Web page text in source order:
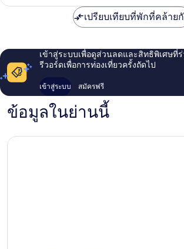
เปรียบเทียบที่พักที่คล้าย
เข้าสู่ระบบเพื่อดูส่วนลดและสิทธิพิเศษที่
รีวอร์ดเพื่อการท่องเที่ยวครั้งถัดไป
เข้าสู่ระบบ สมัครฟรี
ข้อมูลในย่านนี้